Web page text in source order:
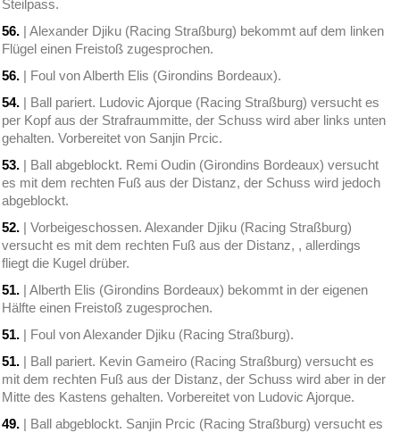
Steilpass.
56. | Alexander Djiku (Racing Straßburg) bekommt auf dem linken
Flügel einen Freistoß zugesprochen.
56. | Foul von Alberth Elis (Girondins Bordeaux).
54. | Ball pariert. Ludovic Ajorque (Racing Straßburg) versucht es
per Kopf aus der Strafraummitte, der Schuss wird aber links unten
gehalten. Vorbereitet von Sanjin Prcic.
53. | Ball abgeblockt. Remi Oudin (Girondins Bordeaux) versucht
es mit dem rechten Fuß aus der Distanz, der Schuss wird jedoch
abgeblockt.
52. | Vorbeigeschossen. Alexander Djiku (Racing Straßburg)
versucht es mit dem rechten Fuß aus der Distanz, , allerdings
fliegt die Kugel drüber.
51. | Alberth Elis (Girondins Bordeaux) bekommt in der eigenen
Hälfte einen Freistoß zugesprochen.
51. | Foul von Alexander Djiku (Racing Straßburg).
51. | Ball pariert. Kevin Gameiro (Racing Straßburg) versucht es
mit dem rechten Fuß aus der Distanz, der Schuss wird aber in der
Mitte des Kastens gehalten. Vorbereitet von Ludovic Ajorque.
49. | Ball abgeblockt. Sanjin Prcic (Racing Straßburg) versucht es